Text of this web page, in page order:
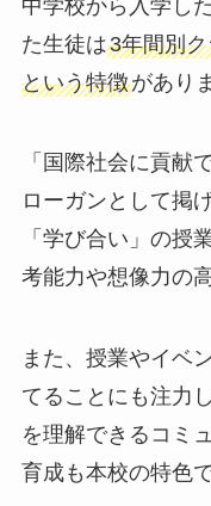
中学校から入学し
た生徒は3年間別
という特徴があり
「国際社会に貢献
ローガンとして掲
「学び合い」の授
考能力や想像力の
また、授業やイベ
てることにも注力
を理解できるコミ
育成も本校の特色で